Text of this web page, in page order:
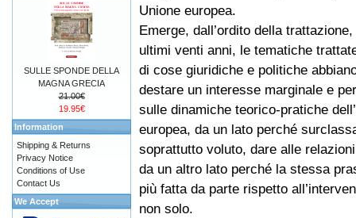
Unione europea.
Emerge, dall’ordito della
ultimi venti anni, le tematiche
di cose giuridiche e politiche
destare un interesse marginale e
sulle dinamiche teorico-pratiche
europea, da un lato perché
soprattutto voluto, dare alle
da un altro lato perché la stessa
più fatta da parte rispetto
non solo.
SULLE SPONDE DELLA
MAGNA GRECIA
21.00€
19.95€
Information
Shipping & Returns
Privacy Notice
Conditions of Use
Contact Us
We Accept